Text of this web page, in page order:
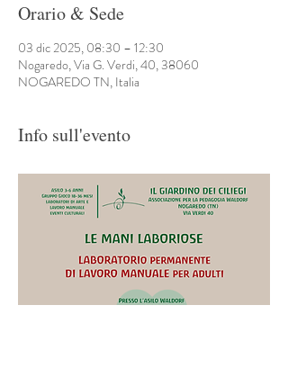
Orario & Sede
03 dic 2025, 08:30 – 12:30
Nogaredo, Via G. Verdi, 40, 38060
NOGAREDO TN, Italia
Info sull'evento